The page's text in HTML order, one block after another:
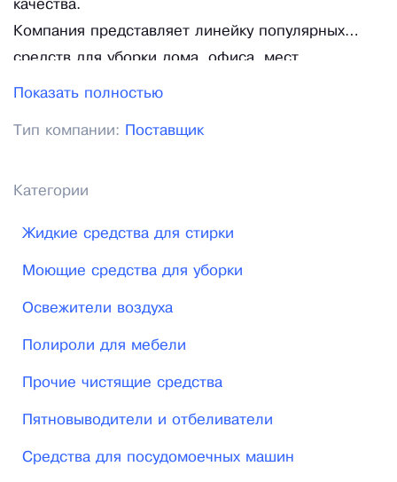
качества.
Компания представляет линейку популярных
средств для уборки дома, офиса, мест
общественного питания.
мыло, универсальное средство для чистки
поверхностей, средство для мытья кухни с
средство для мытья стекол с курком, жидкость
для мытья посуды, удалитель накипи и
известкового налета, средство для удаления
накипи для стиральных машин.
Показать полностью
Тип компании: Поставщик
Категории
Жидкие средства для стирки
Моющие средства для уборки
Освежители воздуха
Полироли для мебели
Прочие чистящие средства
Пятновыводители и отбеливатели
Средства для посудомоечных машин